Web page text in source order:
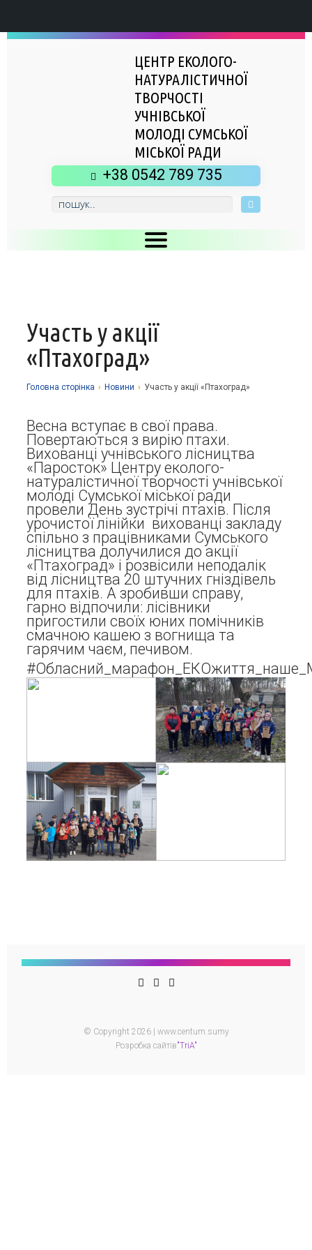
ЦЕНТР ЕКОЛОГО-
НАТУРАЛІСТИЧНОЇ
ТВОРЧОСТІ
УЧНІВСЬКОЇ
МОЛОДІ СУМСЬКОЇ
МІСЬКОЇ РАДИ
+38 0542 789 735
Про заклад
Історія
Структурні підрозділи
Наші досягнення
Фотоальбоми
Сторінка психолога
Річні звіти
Освітній процес
Запрошуємо у гуртки
Академічна доброчесність
Методична робота
Програмне забезпечення
Науково-методичні матеріали
Національно-патріотичне виховання
Організаційно-масова робота
Прозорість та відкритість
Фінансова звітність
Стаття 30 Закону України «Про освіту»
Атестація
Енергозбереження
Звернення громадян
Контакти
Участь у акції
«Птахоград»
Головна сторiнка › Новини › Участь у акції «Птахоград»
Весна вступає в свої права.
Повертаються з вирію птахи.
Вихованці учнівського лісництва
«Паросток» Центру еколого-
натуралістичної творчості учнівської
молоді Сумської міської ради
провели День зустрічі птахів. Після
урочистої лінійки вихованці закладу
спільно з працівниками Сумського
лісництва долучилися до акції
«Птахоград» і розвісили неподалік
від лісництва 20 штучних гніздівель
для птахів. А зробивши справу,
гарно відпочили: лісівники
пригостили своїх юних помічників
смачною кашею з вогнища та
гарячим чаєм, печивом.
© Copyright 2026 | www.centum.sumy
Розробка сайтів"TriA"